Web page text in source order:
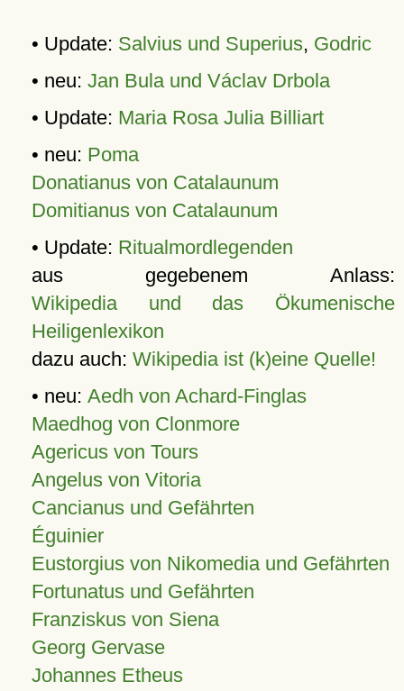
• Update: Salvius und Superius, Godric
• neu: Jan Bula und Václav Drbola
• Update: Maria Rosa Julia Billiart
• neu: Poma
Donatianus von Catalaunum
Domitianus von Catalaunum
• Update: Ritualmordlegenden
aus gegebenem Anlass:
Wikipedia und das Ökumenische
Heiligenlexikon
dazu auch: Wikipedia ist (k)eine Quelle!
• neu: Aedh von Achard-Finglas
Maedhog von Clonmore
Agericus von Tours
Angelus von Vitoria
Cancianus und Gefährten
Éguinier
Eustorgius von Nikomedia und Gefährten
Fortunatus und Gefährten
Franziskus von Siena
Georg Gervase
Johannes Etheus